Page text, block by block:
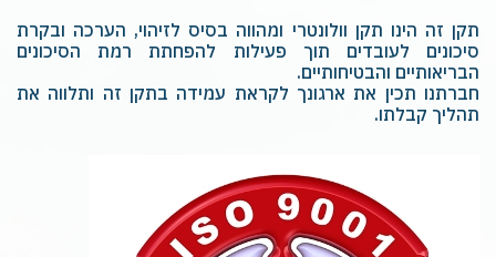
‏‏תקן זה הינו תקן וולונטרי ומהווה בסיס לזיהוי, הערכה ובקרת
סיכונים לעובדים‏‏ תוך פעילות להפחתת רמת הסיכונים
הבריאותיים והבטיחותיים.‏
חברתנו תכין את ארגונך לקראת עמידה בתקן זה ותלווה את
תהליך קבלתו. ‏